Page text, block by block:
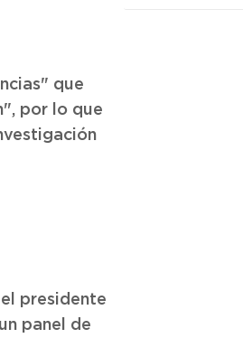
que
por lo que
presidente
panel de